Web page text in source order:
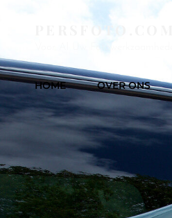
PERSFOTO.COM
Voor Al Uw
HOME OVER ONS